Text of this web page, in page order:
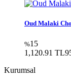
Oud Malaki
%15
1,120.91 TL
Kurumsal